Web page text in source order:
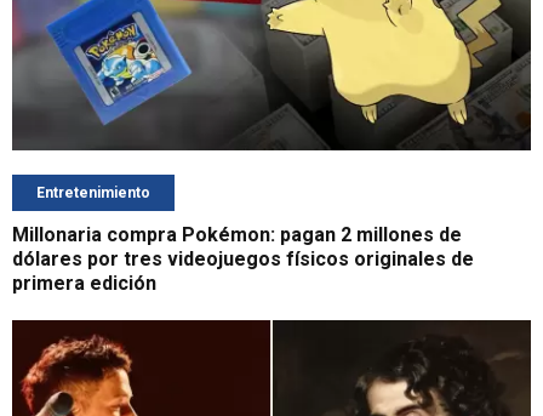
Entretenimiento
Millonaria compra Pokémon: pagan 2 millones de
dólares por tres videojuegos físicos originales de
primera edición